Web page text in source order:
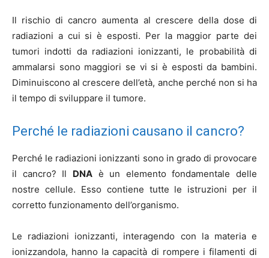
Il rischio di cancro aumenta al crescere della dose di
radiazioni a cui si è esposti. Per la maggior parte dei
tumori indotti da radiazioni ionizzanti, le probabilità di
ammalarsi sono maggiori se vi si è esposti da bambini.
Diminuiscono al crescere dell’età, anche perché non si ha
il tempo di sviluppare il tumore.
Perché le radiazioni causano il cancro?
Perché le radiazioni ionizzanti sono in grado di provocare
il cancro? Il DNAè un elemento fondamentale delle
nostre cellule. Esso contiene tutte le istruzioni per il
corretto funzionamento dell’organismo.
Le radiazioni ionizzanti, interagendo con la materia e
ionizzandola, hanno la capacità di rompere i filamenti di